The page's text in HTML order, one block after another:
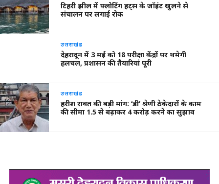
टिहरी झील में फ्लोटिंग हट्स के जॉइंट खुलने से
संचालन पर लगाई रोक
उत्तराखंड
देहरादून में 3 मई को 18 परीक्षा केंद्रों पर थमेगी
हलचल, प्रशासन की तैयारियां पूरी
उत्तराखंड
हरीश रावत की बड़ी मांग: ‘डी’ श्रेणी ठेकेदारों के काम
की सीमा 1.5 से बढ़ाकर 4 करोड़ करने का सुझाव